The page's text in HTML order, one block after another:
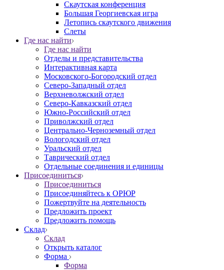
Cкаутская конференция
Большая Георгиевская игра
Летопись скаутского движения
Слеты
Где нас найти
Где нас найти
Отделы и представительства
Интерактивная карта
Московского-Богородский отдел
Северо-Западный отдел
Верхневолжский отдел
Северо-Кавказский отдел
Южно-Российский отдел
Приволжский отдел
Центрально-Черноземный отдел
Вологодский отдел
Уральский отдел
Таврический отдел
Отдельные соединения и единицы
Присоединиться
Присоединиться
Присоединяйтесь к ОРЮР
Пожертвуйте на деятельность
Предложить проект
Предложить помощь
Склад
Склад
Открыть каталог
Форма
Форма